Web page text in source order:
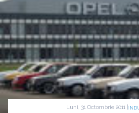
Luni, 31 Octombrie 2011 |